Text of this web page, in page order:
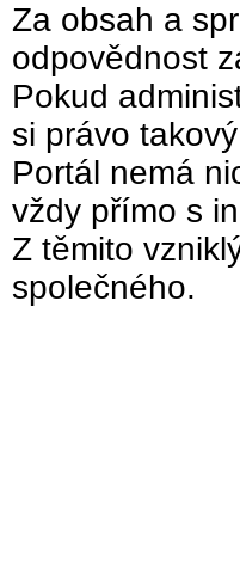
Za obsah a
odpovědnost
Pokud
si právo
Portál nemá
vždy přímo s
Z těmito
společného.